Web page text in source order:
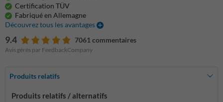
Certification TÜV
Fabriqué en Allemagne
Découvrez tous les avantages
9.4 7061 commentaires
Avis gérés par FeedbackCompany
Produits relatifs
Produits relatifs / alternatifs